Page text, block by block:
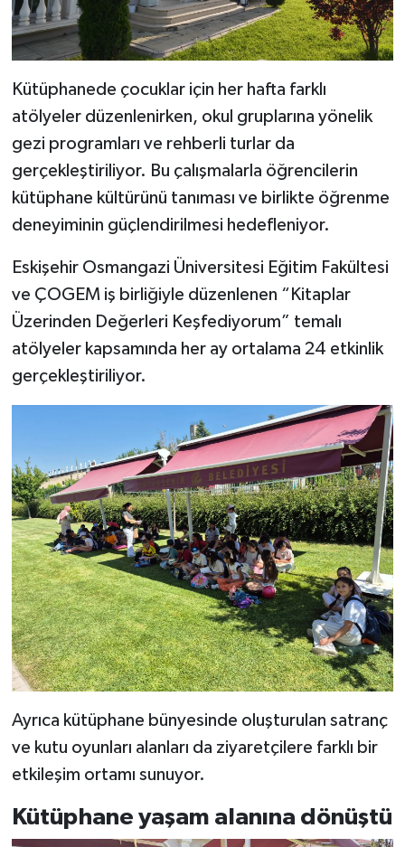
Kütüphanede çocuklar için her hafta farklı
atölyeler düzenlenirken, okul gruplarına yönelik
gezi programları ve rehberli turlar da
gerçekleştiriliyor. Bu çalışmalarla öğrencilerin
kütüphane kültürünü tanıması ve birlikte öğrenme
deneyiminin güçlendirilmesi hedefleniyor.
Eskişehir Osmangazi Üniversitesi Eğitim Fakültesi
ve ÇOGEM iş birliğiyle düzenlenen “Kitaplar
Üzerinden Değerleri Keşfediyorum” temalı
atölyeler kapsamında her ay ortalama 24 etkinlik
gerçekleştiriliyor.
Ayrıca kütüphane bünyesinde oluşturulan satranç
ve kutu oyunları alanları da ziyaretçilere farklı bir
etkileşim ortamı sunuyor.
Kütüphane yaşam alanına dönüştü